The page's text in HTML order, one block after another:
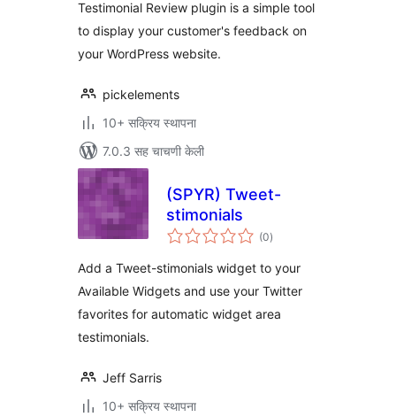
Testimonial Review plugin is a simple tool
to display your customer's feedback on
your WordPress website.
pickelements
10+ सक्रिय स्थापना
7.0.3 सह चाचणी केली
(SPYR) Tweet-
stimonials
(0एकूण
मूल्यांकन
)
Add a Tweet-stimonials widget to your
Available Widgets and use your Twitter
favorites for automatic widget area
testimonials.
Jeff Sarris
10+ सक्रिय स्थापना